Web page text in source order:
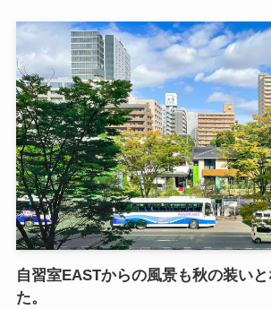
自習室EASTからの風景も秋の装い
た。